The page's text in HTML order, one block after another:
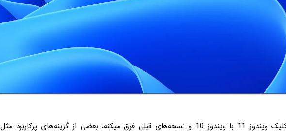
منوی راست کلیک ویندوز 11 با ویندوز 10 و نسخه‌های قبلی فرق میکنه، بعضی از گزینه‌های پرکاربرد مثل